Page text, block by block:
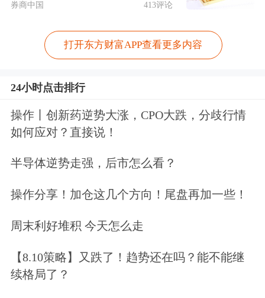
券商中国 413评论
打开东方财富APP查看更多内容
24小时点击排行
操作丨创新药逆势大涨，CPO大跌，分歧行情
如何应对？直接说！
半导体逆势走强，后市怎么看？
操作分享！加仓这几个方向！尾盘再加一些！
周末利好堆积 今天怎么走
【8.10策略】又跌了！趋势还在吗？能不能继
续格局了？